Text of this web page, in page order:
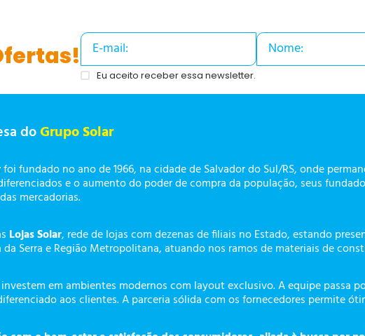
Eu aceito receber essa newsletter.
doGrupo Solar
foi fundado no ano de 1966, na cidade de Salvador do Sul/RS, onde
e o aumento do poder de compra da população, seus
mercadorias.
Lojas Solar, rede de lojas com dezenas de filiais no Estado, estando
da Serra e Região Metropolitana, atuando nos ramos de materiais de
investem em ambientes modernos com layout exclusivo. A equipe passa
aos clientes. A parceria sólida com os fornecedores permite